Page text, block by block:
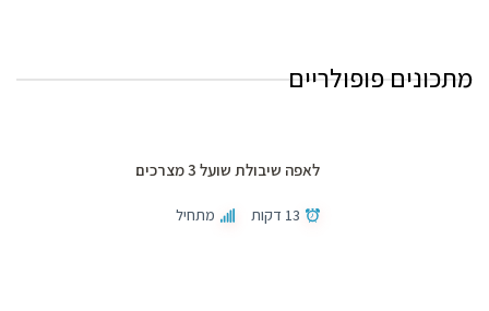
מתכונים פופולריים
לאפה שיבולת שועל 3 מצרכים
13 דקות מתחיל